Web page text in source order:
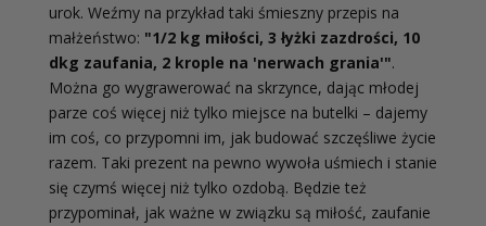
urok. Weźmy na przykład taki śmieszny przepis na
małżeństwo: "1/2 kg miłości, 3 łyżki zazdrości, 10
dkg zaufania, 2 krople na 'nerwach grania'".
Można go wygrawerować na skrzynce, dając młodej
parze coś więcej niż tylko miejsce na butelki – dajemy
im coś, co przypomni im, jak budować szczęśliwe życie
razem. Taki prezent na pewno wywoła uśmiech i stanie
się czymś więcej niż tylko ozdobą. Będzie też
przypominał, jak ważne w związku są miłość, zaufanie